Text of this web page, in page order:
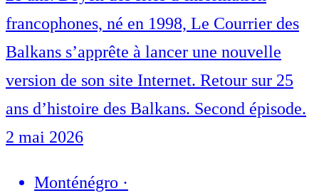
francophones, né en 1998, Le Courrier des
Balkans s’apprête à lancer une nouvelle
version de son site Internet. Retour sur 25
ans d’histoire des Balkans. Second épisode.
2 mai 2026
Monténégro ·